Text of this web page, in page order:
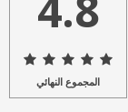
المجموع النهائي